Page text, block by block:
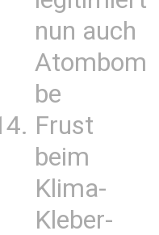
nun auch
Atombom
be
Frust
beim
Klima-
Kleber-